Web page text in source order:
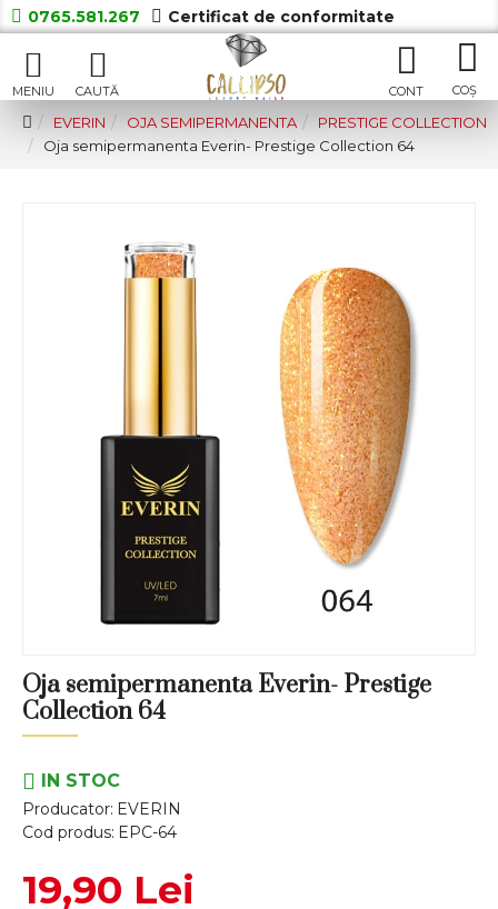
0765.581.267 Certificat de conformitate
EVERIN OJA SEMIPERMANENTA
PRESTIGE COLLECTION
Oja semipermanenta Everin- Prestige Collection 64
Oja semipermanenta Everin- Prestige
Collection 64
IN STOC
Producator: EVERIN
Cod produs: EPC-64
19,90 Lei